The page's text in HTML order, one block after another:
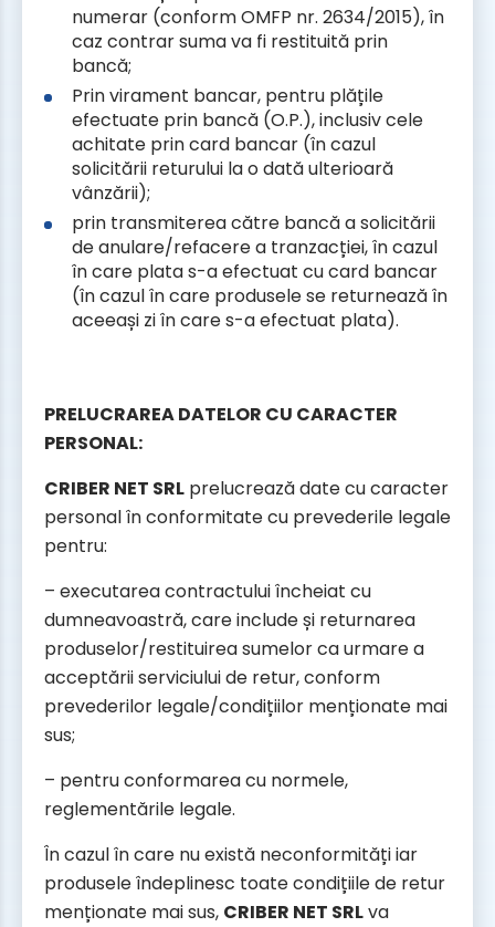
numerar (conform OMFP nr. 2634/2015), în
caz contrar suma va fi restituită prin
bancă;
Prin virament bancar, pentru plățile
efectuate prin bancă (O.P.), inclusiv cele
achitate prin card bancar (în cazul
solicitării returului la o dată ulterioară
vânzării);
prin transmiterea către bancă a solicitării
de anulare/refacere a tranzacției, în cazul
în care plata s-a efectuat cu card bancar
(în cazul în care produsele se returnează în
aceeași zi în care s-a efectuat plata).
PRELUCRAREA DATELOR CU CARACTER
PERSONAL:
CRIBER NET SRL prelucrează date cu caracter
personal în conformitate cu prevederile legale
pentru:
– executarea contractului încheiat cu
dumneavoastră, care include și returnarea
produselor/restituirea sumelor ca urmare a
acceptării serviciului de retur, conform
prevederilor legale/condițiilor menționate mai
sus;
– pentru conformarea cu normele,
reglementările legale.
În cazul în care nu există neconformități iar
produsele îndeplinesc toate condițiile de retur
menționate mai sus, CRIBER NET SRLva